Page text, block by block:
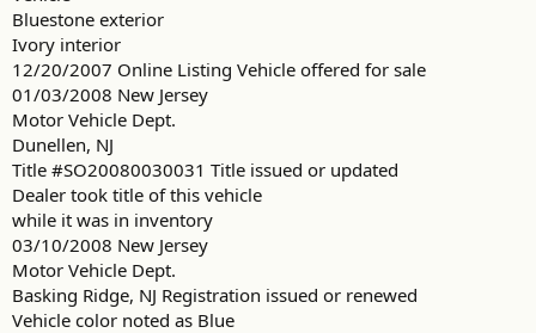
Bluestone exterior
Ivory interior
12/20/2007 Online Listing Vehicle offered for sale
01/03/2008 New Jersey
Motor Vehicle Dept.
Dunellen, NJ
Title #SO20080030031 Title issued or updated
Dealer took title of this vehicle
while it was in inventory
03/10/2008 New Jersey
Motor Vehicle Dept.
Basking Ridge, NJ Registration issued or renewed
Vehicle color noted as Blue